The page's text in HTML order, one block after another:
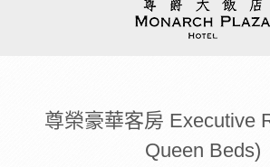
尊榮豪華客房 Executive
Queen Beds)